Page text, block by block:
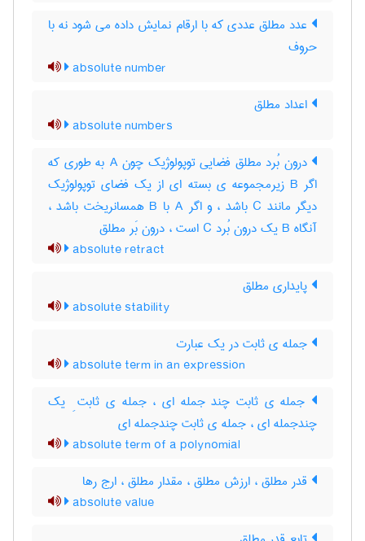
عدد مطلق عددی که با ارقام نمایش داده می شود نه با
حروف
absolute number
اعداد مطلق
absolute numbers
درون بُرد مطلق فضایی توپولوژیک چون A به طوری که
اگر B زیرمجموعه ی بسته ای از یک فضای توپولوژیک
دیگر مانند C باشد ، و اگر A با B همسانریخت باشد ،
آنگاه B یک درون بُرد C است ، درون بَر مطلق
absolute retract
پایداری مطلق
absolute stability
جمله ی ثابت در یک عبارت
absolute term in an expression
جمله ی ثابت چند جمله ای ، جمله ی ثابت ِ یک
چندجمله ای ، جمله ی ثابت چندجمله ای
absolute term of a polynomial
قدر مطلق ، ارزش مطلق ، مقدار مطلق ، ارج رها
absolute value